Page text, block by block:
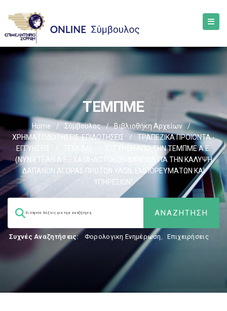
ΤΕΜΠΜΕ
Home / Σύμβουλος / Βιβλιοθήκη Αρχείων
/
ΧΡΗΜΑΤΟΔΟΤΗΣΕΙΣ-ΕΠΙΔΟΤΗΣΕΙΣ
/
ΤΡΑΠΕΖΙΚΑ ΠΡΟΙΟΝΤΑ -
ΕΓΓΥΗΣΕΙΣ
ΕΓΓΥΗΣΗ ΑΠΟ ΤΗΝ ΤΕΜΠΜΕ Α.Ε.
(ΝΥΝ ΕΤΕΑΝ Α.Ε.) ΧΑΜΗΛΟΤΟΚΩΝ ΔΑΝΕΙΩΝ ΓΙΑ ΤΗΝ ΚΑΛΥΨΗ
ΔΑΠΑΝΩΝ ΑΓΟΡΑΣ ΠΡΩΤΩΝ ΥΛΩΝ, ΕΜΠΟΡΕΥΜΑΤΩΝ ΚΑΙ
ΥΠΗΡΕΣΙΩΝ”
Συχνές Αναζητήσεις: Φορολογικη Ενημέρωση, Επιχειρήσεις